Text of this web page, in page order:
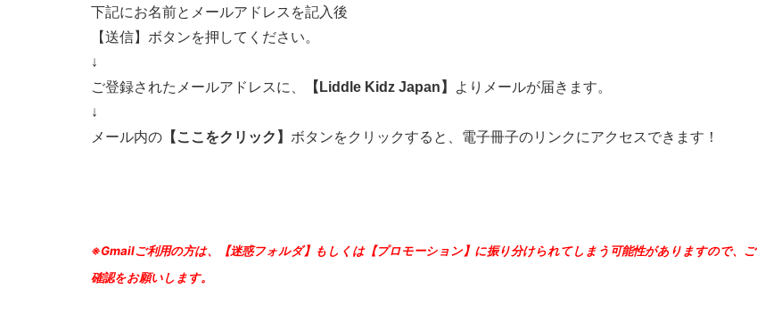
下記にお名前とメールアドレスを記入後
【送信】ボタンを押してください。
↓
ご登録されたメールアドレスに、
【Liddle Kidz Japan】
よりメールが届きます。
↓
メール内の 【ここをクリック】 ボタンをクリックすると、電子冊子のリンクにアクセスできます！
※Gmailご利用の方は、【迷惑フォルダ】もしくは【プロモーション】に振り分けられてしまう可能性がありますので、ご
確認をお願いします。